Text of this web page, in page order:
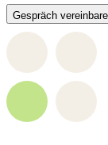
Gespräch